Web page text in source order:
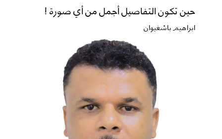
حين تكون التفاصيل أجمل من أي صورة !
ابراهيم باشغيوان